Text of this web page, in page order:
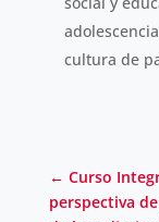
cultura de
← Curso
perspectiva